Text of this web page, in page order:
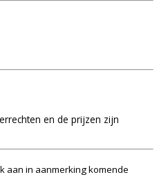
en de prijzen zijn
aan in aanmerking komende